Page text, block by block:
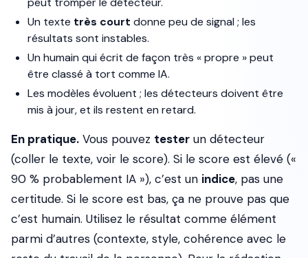
Un texte très court donne peu de signal ; les
résultats sont instables.
Un humain qui écrit de façon très « propre » peut
être classé à tort comme IA.
Les modèles évoluent ; les détecteurs doivent être
mis à jour, et ils restent en retard.
En pratique. Vous pouvez tester un détecteur
(coller le texte, voir le score). Si le score est élevé («
90 % probablement IA »), c’est un indice, pas une
certitude. Si le score est bas, ça ne prouve pas que
c’est humain. Utilisez le résultat comme élément
parmi d’autres (contexte, style, cohérence avec le